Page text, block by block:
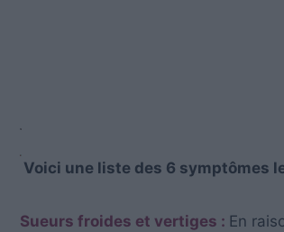
Voici une liste des 6 symptômes
Sueurs froides et vertiges : En